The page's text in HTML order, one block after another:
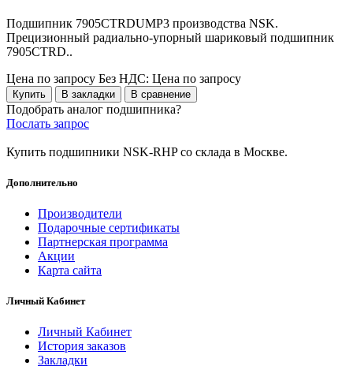
Подшипник 7905CTRDUMP3 производства NSK.
Прецизионный радиально-упорный шариковый подшипник
7905CTRD..
Цена по запросу Без НДС: Цена по запросу
Купить В закладки В сравнение
Подобрать аналог подшипника?
Послать запрос
Купить подшипники NSK-RHP со склада в Москве.
Дополнительно
Производители
Подарочные сертификаты
Партнерская программа
Акции
Карта сайта
Личный Кабинет
Личный Кабинет
История заказов
Закладки